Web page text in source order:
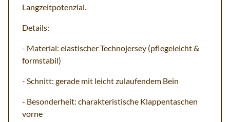
Langzeitpotenzial.
Details:
- Material: elastischer Technojersey (pflegeleicht &
formstabil)
- Schnitt: gerade mit leicht zulaufendem Bein
- Besonderheit: charakteristische Klappentaschen
vorne